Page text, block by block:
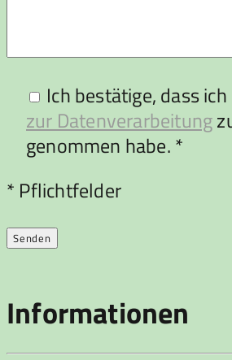
Ich bestätige, dass
zur Datenverarbeitung
genommen habe. *
Bitte lasse dieses Feld leer.
* Pflichtfelder
Informationen